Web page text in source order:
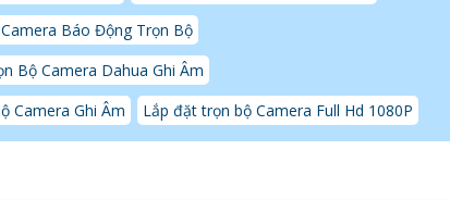
Báo Động Trọn Bộ
Bộ Camera Dahua Ghi Âm
Camera Ghi Âm Lắp đặt trọn bộ Camera Full Hd 1080P